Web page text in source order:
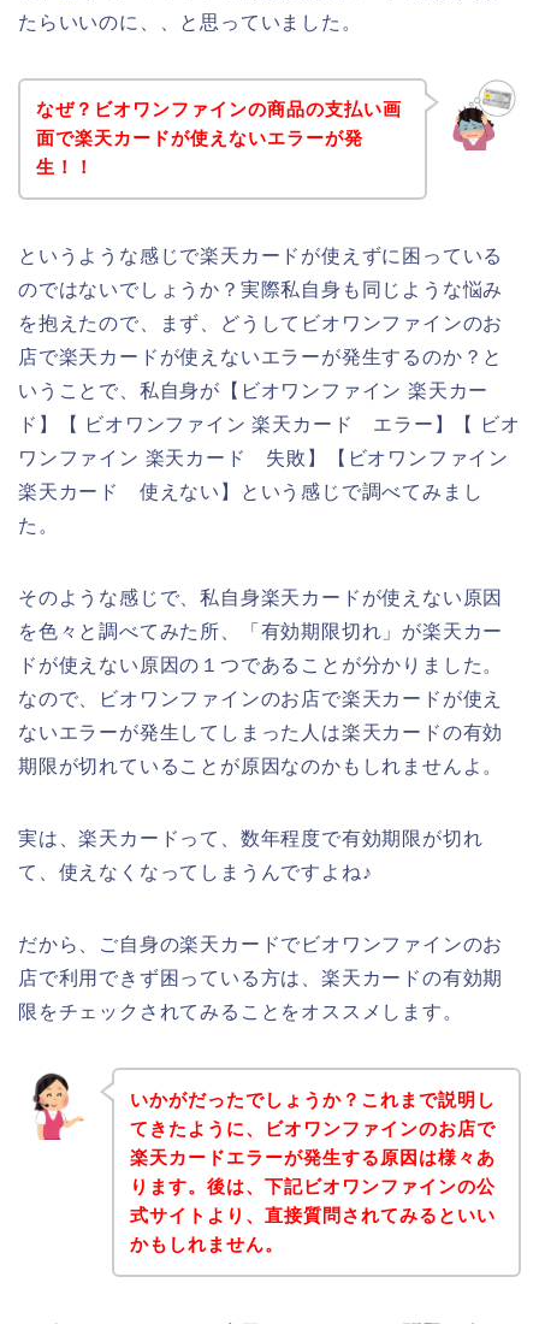
たらいいのに、、と思っていました。
なぜ？ビオワンファインの商品の支払い画
面で楽天カードが使えないエラーが発
生！！
というような感じで楽天カードが使えずに困っている
のではないでしょうか？実際私自身も同じような悩み
を抱えたので、まず、どうしてビオワンファインのお
店で楽天カードが使えないエラーが発生するのか？と
いうことで、私自身が【ビオワンファイン 楽天カー
ド】【 ビオワンファイン 楽天カード エラー】【 ビオ
ワンファイン 楽天カード 失敗】【ビオワンファイン
楽天カード 使えない】という感じで調べてみまし
た。
そのような感じで、私自身楽天カードが使えない原因
を色々と調べてみた所、「有効期限切れ」が楽天カー
ドが使えない原因の１つであることが分かりました。
なので、ビオワンファインのお店で楽天カードが使え
ないエラーが発生してしまった人は楽天カードの有効
期限が切れていることが原因なのかもしれませんよ。
実は、楽天カードって、数年程度で有効期限が切れ
て、使えなくなってしまうんですよね♪
だから、ご自身の楽天カードでビオワンファインのお
店で利用できず困っている方は、楽天カードの有効期
限をチェックされてみることをオススメします。
いかがだったでしょうか？これまで説明し
てきたように、ビオワンファインのお店で
楽天カードエラーが発生する原因は様々あ
ります。後は、下記ビオワンファインの公
式サイトより、直接質問されてみるといい
かもしれません。